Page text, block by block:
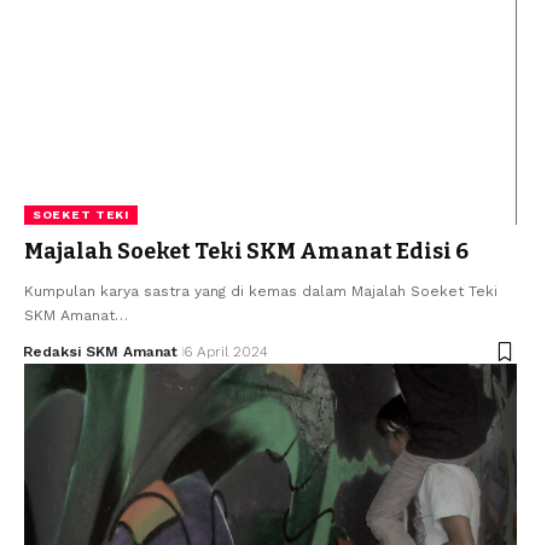
SOEKET TEKI
Majalah Soeket Teki SKM Amanat Edisi 6
Kumpulan karya sastra yang di kemas dalam Majalah Soeket Teki
SKM Amanat…
Redaksi SKM Amanat 6 April 2024